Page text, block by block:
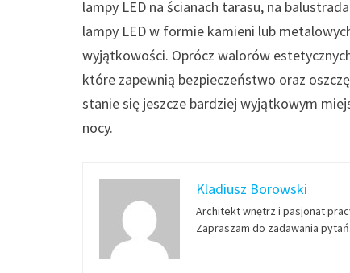
lampy LED na ścianach tarasu, na
lampy LED w formie kamieni lub
wyjątkowości. Oprócz walorów
które zapewnią bezpieczeństwo oraz
stanie się jeszcze bardziej wyjątkowym
nocy.
Kladiusz Borowski
Architekt wnętrz i pasjonat
Zapraszam do zadawania